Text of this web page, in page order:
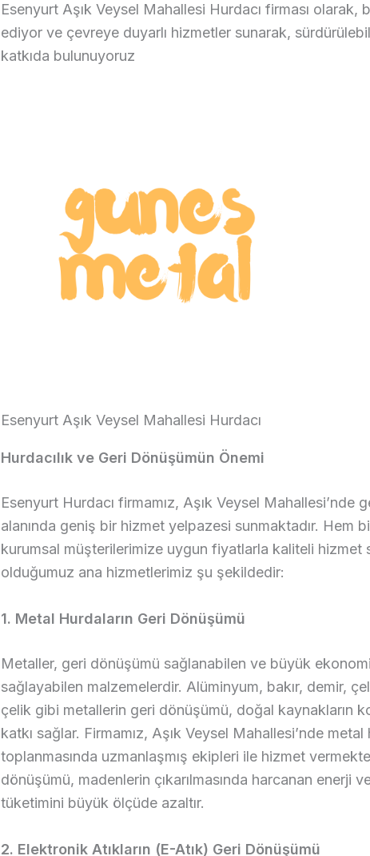
Esenyurt Aşık Veysel Mahallesi Hurdacı firması olarak,
ediyor ve çevreye duyarlı hizmetler sunarak,
katkıda bulunuyoruz
Esenyurt Aşık Veysel Mahallesi Hurdacı
Hurdacılık ve Geri Dönüşümün Önemi
Esenyurt Hurdacı firmamız, Aşık Veysel Mahallesi’nde
alanında geniş bir hizmet yelpazesi sunmaktadır. Hem
kurumsal müşterilerimize uygun fiyatlarla kaliteli hizmet
olduğumuz ana hizmetlerimiz şu şekildedir:
1. Metal Hurdaların Geri Dönüşümü
Metaller, geri dönüşümü sağlanabilen ve büyük
sağlayabilen malzemelerdir. Alüminyum, bakır, demir,
çelik gibi metallerin geri dönüşümü, doğal kaynakların
katkı sağlar. Firmamız, Aşık Veysel Mahallesi’nde metal
toplanmasında uzmanlaşmış ekipleri ile hizmet
dönüşümü, madenlerin çıkarılmasında harcanan enerji
tüketimini büyük ölçüde azaltır.
2. Elektronik Atıkların (E-Atık) Geri Dönüşümü